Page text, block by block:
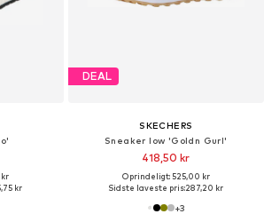
kr
DEAL
SKECHERS
Sneaker low 'Goldn Gurl'
418,50 kr
Oprindeligt: 525,00 kr
Sidste laveste pris:287,20 kr
+3